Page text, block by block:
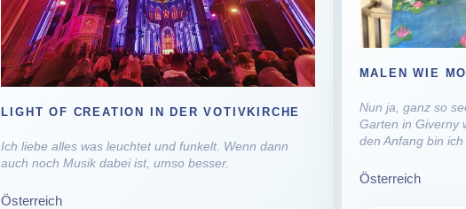
LIGHT OF CREATION IN DER VOTIVKIRCHE
Ich liebe alles was leuchtet und funkelt. Wenn dann
auch noch Musik dabei ist, umso besser.
Österreich
MALEN WIE
Nun ja, ganz so
Garten in Giverny
den Anfang bin
Österreich